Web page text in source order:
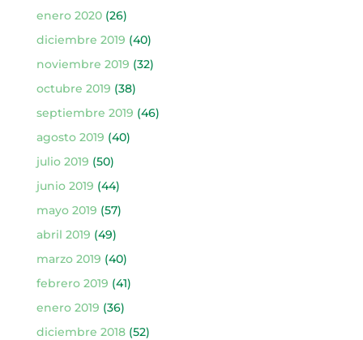
enero 2020(26)
diciembre 2019 (40)
noviembre 2019 (32)
octubre 2019 (38)
septiembre 2019 (46)
agosto 2019 (40)
julio 2019 (50)
junio 2019 (44)
mayo 2019 (57)
abril 2019 (49)
marzo 2019 (40)
febrero 2019 (41)
enero 2019 (36)
diciembre 2018(52)